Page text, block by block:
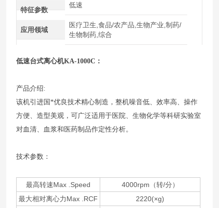
特征参数
低速
应用领域
医疗卫生,食品/农产品,生物产业,制药/
生物制药,综合
低速台式离心机KA-1000C：
产品介绍:
该机引进国*优良技术精心制造，整机噪音低、效率高、操作
方便、造型美观，可广泛适用于医院、生物化学等科研实验室
对血清、血浆和医药制品作定性分析。
技术参数：
最高转速Max .Speed
4000rpm（转/分）
最大相对离心力Max .RCF
2220(×g)